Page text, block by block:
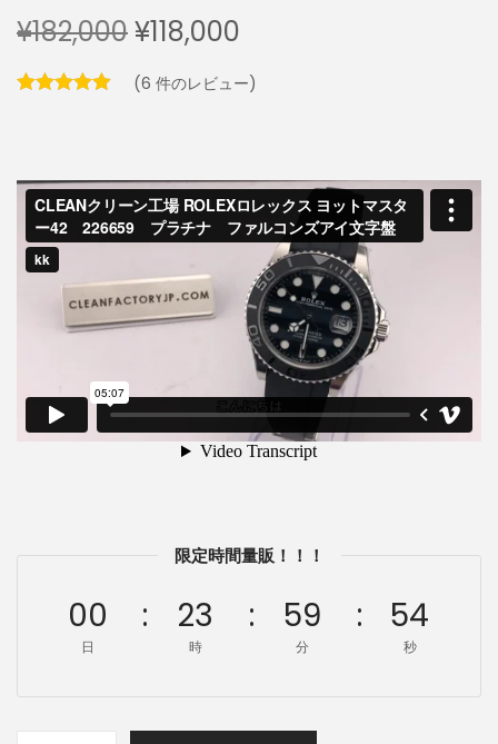
¥182,000¥118,000
(6 件のレビュー)
限定時間量販！！！
00
日
23
時
59
分
53
秒